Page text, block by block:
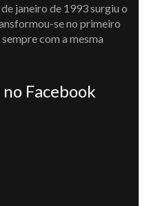
janeiro de 1993 surgiu o
se no primeiro
com a mesma
Facebook